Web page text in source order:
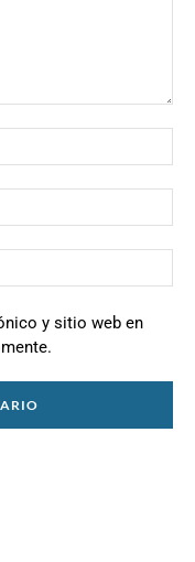
y sitio web en